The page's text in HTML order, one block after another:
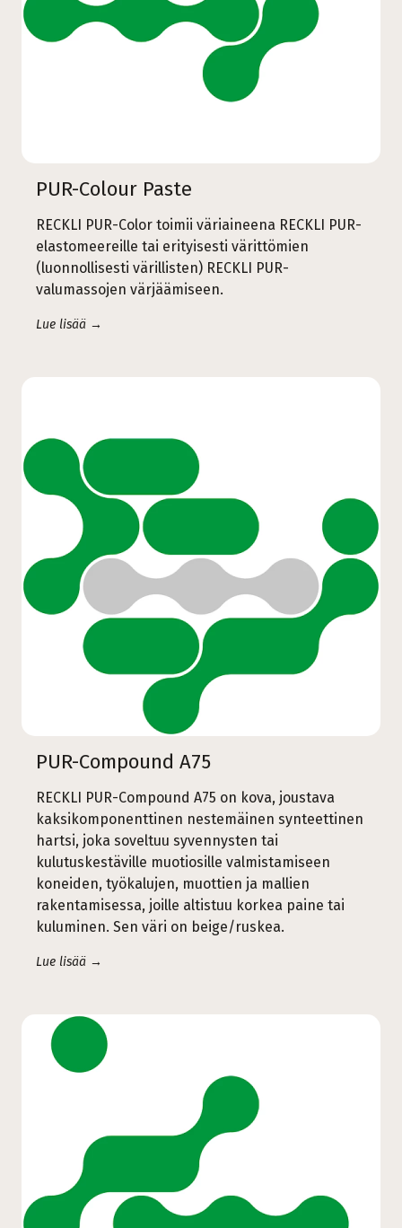
PUR-Colour Paste
RECKLI PUR-Color toimii väriaineena RECKLI PUR-
elastomeereille tai erityisesti värittömien
(luonnollisesti värillisten) RECKLI PUR-
valumassojen värjäämiseen.
Lue lisää →
PUR-Compound A75
RECKLI PUR-Compound A75 on kova, joustava
kaksikomponenttinen nestemäinen synteettinen
hartsi, joka soveltuu syvennysten tai
kulutuskestäville muotiosille valmistamiseen
koneiden, työkalujen, muottien ja mallien
rakentamisessa, joille altistuu korkea paine tai
kuluminen. Sen väri on beige/ruskea.
Lue lisää →